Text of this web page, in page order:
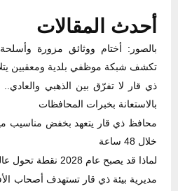
أحدث المقالات
بالصور: أختام ووثائق مزورة
تكشف شبكة موظفي بلدية ومعقبين
ذي قار لا تفرّق بين الذهبي
بالاستعانة بخبرات المحافظات
محافظ ذي قار يتعهد بخفض مناسيب
خلال 48 ساعة
لماذا قد يصبح عام 2028 نقطة تحول عالمية؟
مديرية بيئة ذي قار تستهدف أصحاب